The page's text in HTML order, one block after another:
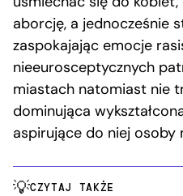
aborcję, a jednocześnie
zaspokajając emocje
nieeurosceptycznych
miastach natomiast nie
dominująca
aspirujące do niej osoby
CZYTAJ TAKŻE